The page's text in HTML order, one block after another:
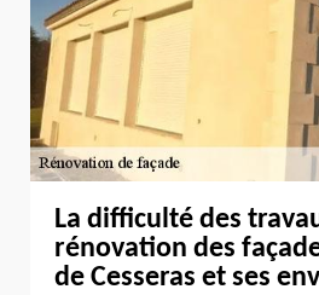
La difficulté des
rénovation des
de Cesseras et ses